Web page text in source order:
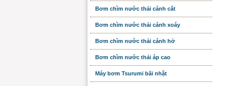
Bơm chìm nước thải cánh cắt
Bơm chìm nước thải cánh xoáy
Bơm chìm nước thải cánh hở
Bơm chìm nước thải áp cao
Máy bơm Tsurumi bãi nhật